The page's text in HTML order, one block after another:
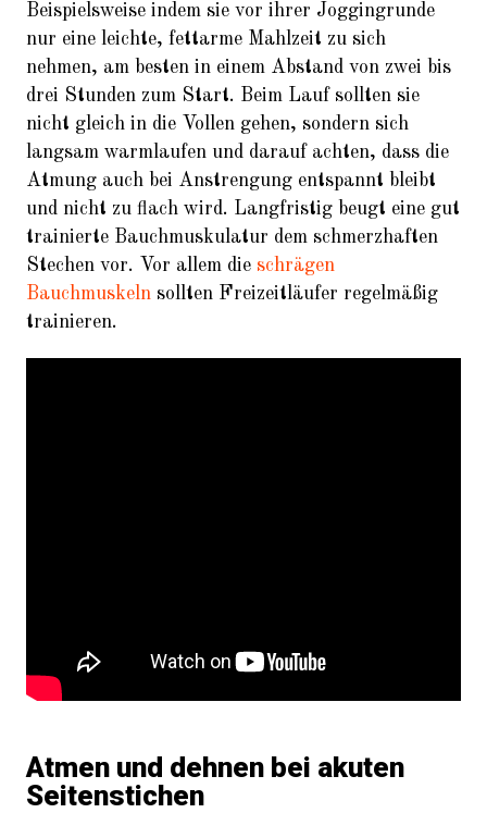
Beispielsweise indem sie vor ihrer Joggingrunde
nur eine leichte, fettarme Mahlzeit zu sich
nehmen, am besten in einem Abstand von zwei bis
drei Stunden zum Start. Beim Lauf sollten sie
nicht gleich in die Vollen gehen, sondern sich
langsam warmlaufen und darauf achten, dass die
Atmung auch bei Anstrengung entspannt bleibt
und nicht zu flach wird. Langfristig beugt eine gut
trainierte Bauchmuskulatur dem schmerzhaften
Stechen vor. Vor allem die schrägen
Bauchmuskeln sollten Freizeitläufer regelmäßig
trainieren.
Atmen und dehnen bei akuten
Seitenstichen